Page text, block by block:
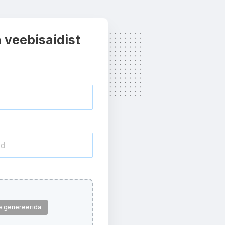
veebisaidist
genereerida